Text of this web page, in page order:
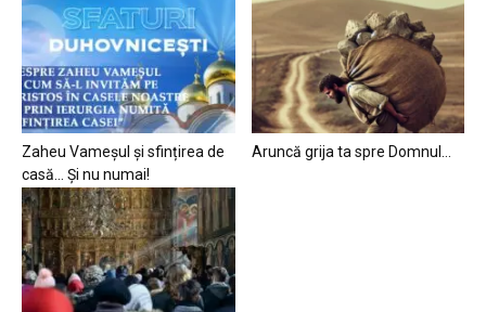
Zaheu Vameșul și sfințirea de
casă… Și nu numai!
Aruncă grija ta spre Domnul…